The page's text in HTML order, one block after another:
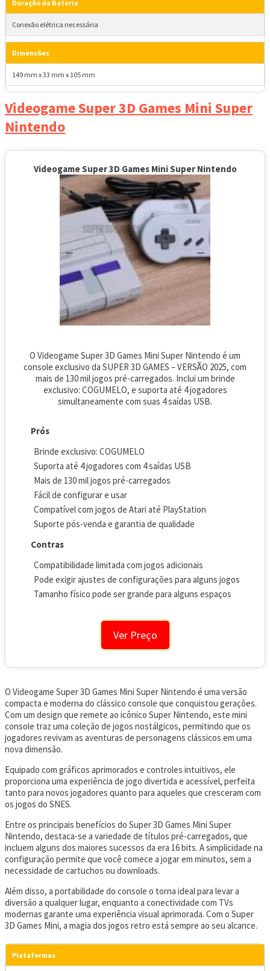
Duração da Bateria
Conexão elétrica necessária
Dimensões
149 mm x 33 mm x 105 mm
Videogame Super 3D Games Mini Super
Nintendo
Videogame Super 3D Games Mini Super Nintendo
O Videogame Super 3D Games Mini Super Nintendo é um
console exclusivo da SUPER 3D GAMES – VERSÃO 2025, com
mais de 130 mil jogos pré-carregados. Inclui um brinde
exclusivo: COGUMELO, e suporta até 4 jogadores
simultaneamente com suas 4 saídas USB.
Prós
Brinde exclusivo: COGUMELO
Suporta até 4 jogadores com 4 saídas USB
Mais de 130 mil jogos pré-carregados
Fácil de configurar e usar
Compatível com jogos de Atari até PlayStation
Suporte pós-venda e garantia de qualidade
Contras
Compatibilidade limitada com jogos adicionais
Pode exigir ajustes de configurações para alguns jogos
Tamanho físico pode ser grande para alguns espaços
Ver Preço
O Videogame Super 3D Games Mini Super Nintendo é uma versão
compacta e moderna do clássico console que conquistou gerações.
Com um design que remete ao icônico Super Nintendo, este mini
console traz uma coleção de jogos nostálgicos, permitindo que os
jogadores revivam as aventuras de personagens clássicos em uma
nova dimensão.
Equipado com gráficos aprimorados e controles intuitivos, ele
proporciona uma experiência de jogo divertida e acessível, perfeita
tanto para novos jogadores quanto para aqueles que cresceram com
os jogos do SNES.
Entre os principais benefícios do Super 3D Games Mini Super
Nintendo, destaca-se a variedade de títulos pré-carregados, que
incluem alguns dos maiores sucessos da era 16 bits. A simplicidade na
configuração permite que você comece a jogar em minutos, sem a
necessidade de cartuchos ou downloads.
Além disso, a portabilidade do console o torna ideal para levar a
diversão a qualquer lugar, enquanto a conectividade com TVs
modernas garante uma experiência visual aprimorada. Com o Super
3D Games Mini, a magia dos jogos retro está sempre ao seu alcance.
Plataformas